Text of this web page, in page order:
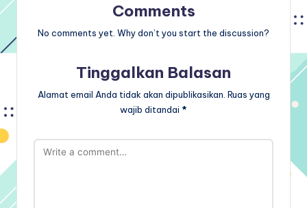
Comments
No comments yet. Why don’t you start the discussion?
Tinggalkan Balasan
Alamat email Anda tidak akan dipublikasikan. Ruas yang
wajib ditandai *